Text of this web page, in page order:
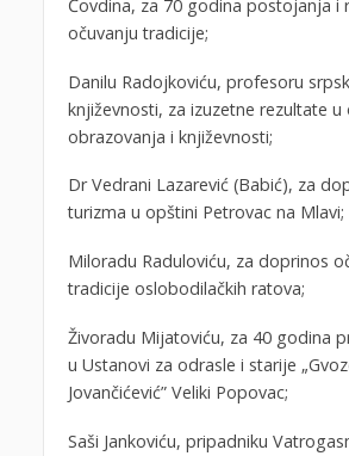
Ćovdina, za 70 godina postojanja i
očuvanju tradicije;
Danilu Radojkoviću, profesoru
književnosti, za izuzetne rezultate u
obrazovanja i književnosti;
Dr Vedrani Lazarević (Babić), za
turizma u opštini Petrovac na Mlavi;
Miloradu Raduloviću, za doprinos
tradicije oslobodilačkih ratova;
Živoradu Mijatoviću, za 40 godina
u Ustanovi za odrasle i starije
Jovančićević” Veliki Popovac;
Saši Jankoviću, pripadniku